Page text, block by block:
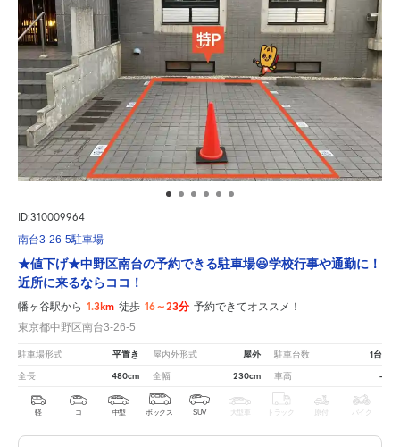
ID:310009964
南台3-26-5駐車場
★値下げ★中野区南台の予約できる駐車場😃学校行事や通勤に！
近所に来るならココ！
幡ヶ谷駅から 1.3km 徒歩 16～23分 予約できてオススメ！
東京都中野区南台3-26-5
駐車場形式 平置き 屋内外形式 屋外 駐車台数 1台
全長 480cm 全幅 230cm 車高 -
軽 コ 中型 ボックス SUV 大型車 トラック 原付 バイク